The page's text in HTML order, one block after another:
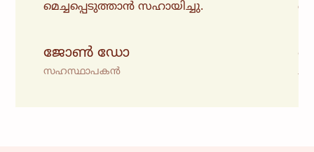
മെച്ചപ്പെടുത്താൻ സഹായിച്ചു.
ജോൺ ഡോ
സഹസ്ഥാപകൻ